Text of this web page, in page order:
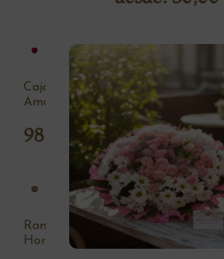
Caja
Amor
98,00 €
Ramo
Hortensia